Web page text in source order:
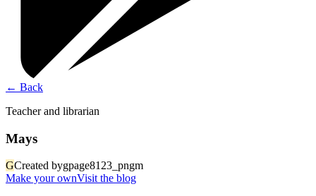
← Back
Teacher and librarian
Mays
GCreated bygpage8123_pngm
Make your ownVisit the blog